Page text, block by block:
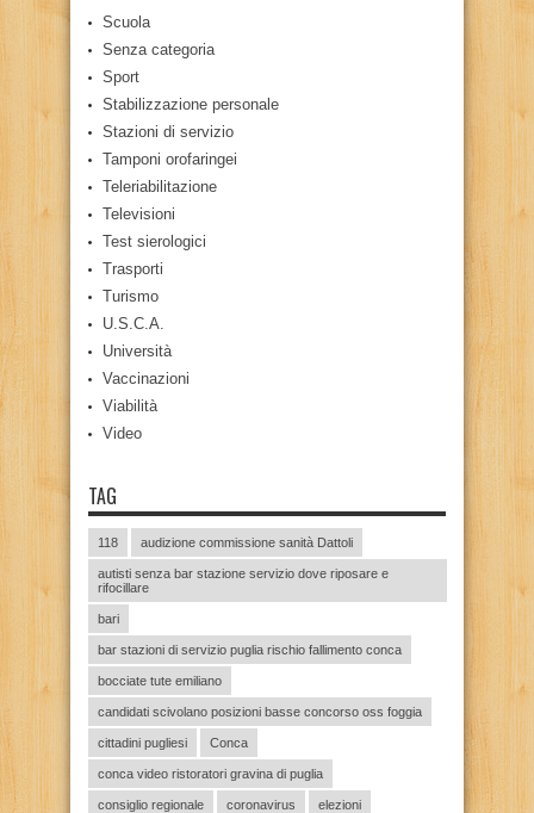
Scuola
Senza categoria
Sport
Stabilizzazione personale
Stazioni di servizio
Tamponi orofaringei
Teleriabilitazione
Televisioni
Test sierologici
Trasporti
Turismo
U.S.C.A.
Università
Vaccinazioni
Viabilità
Video
TAG
118 audizione commissione sanità Dattoli
autisti senza bar stazione servizio dove riposare e
rifocillare
bari
bar stazioni di servizio puglia rischio fallimento conca
bocciate tute emiliano
candidati scivolano posizioni basse concorso oss foggia
cittadini pugliesi Conca
conca video ristoratori gravina di puglia
consiglio regionale coronavirus elezioni